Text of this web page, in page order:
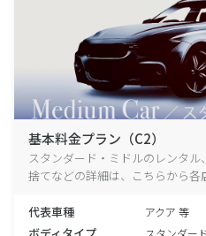
基本料金プラン（C2）
スタンダード・ミドルのレンタ
捨てなどの詳細は、こちらから各
代表車種 アクア 等
スタンダー